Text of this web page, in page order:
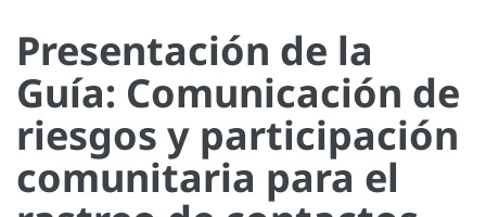
Presentación de la
Guía: Comunicación de
riesgos y participación
comunitaria para el